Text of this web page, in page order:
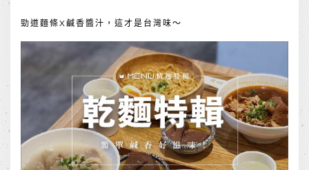
勁道麵條X鹹香醬汁，這才是台灣味～